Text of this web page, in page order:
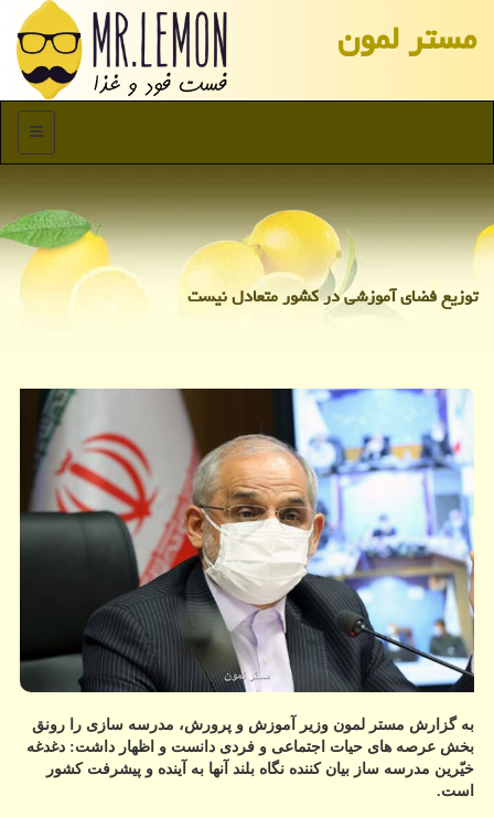
مستر لمون
منو
توزیع فضای آموزشی در كشور متعادل نیست
به گزارش مستر لمون وزیر آموزش و پرورش، مدرسه سازی را رونق
بخش عرصه های حیات اجتماعی و فردی دانست و اظهار داشت: دغدغه
خیّرین مدرسه ساز بیان کننده نگاه بلند آنها به آینده و پیشرفت کشور
است.